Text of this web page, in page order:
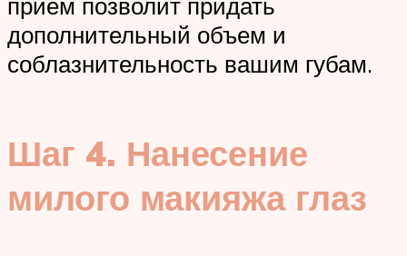
дополнительный объем и
соблазнительность вашим губам.
Шаг 4. Нанесение
милого макияжа глаз